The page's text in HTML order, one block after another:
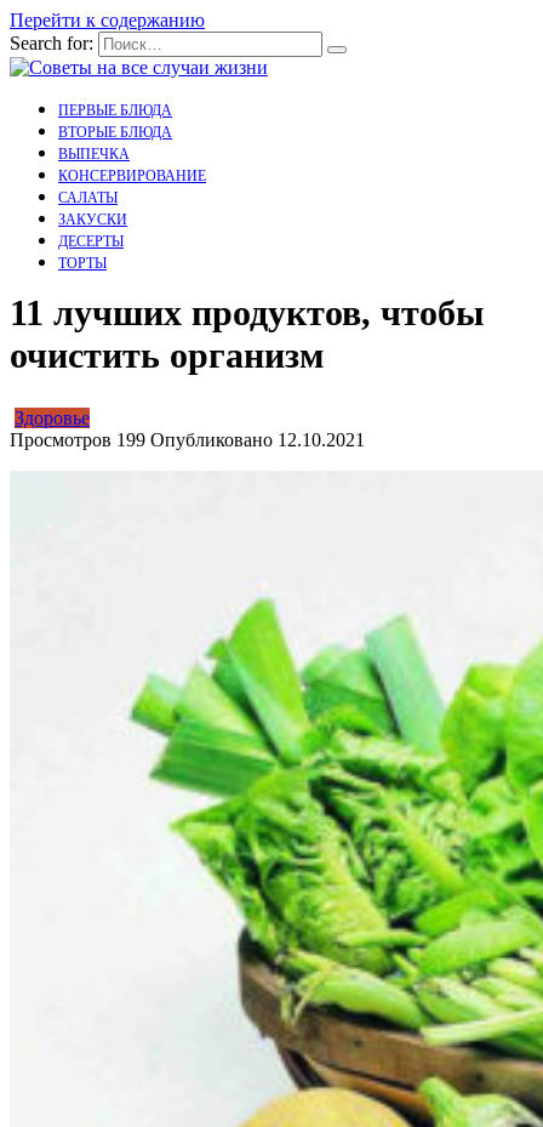
Перейти к содержанию
Search for:
ПЕРВЫЕ БЛЮДА
ВТОРЫЕ БЛЮДА
ВЫПЕЧКА
КОНСЕРВИРОВАНИЕ
САЛАТЫ
ЗАКУСКИ
ДЕСЕРТЫ
ТОРТЫ
11 лучших продуктов, чтобы
очистить организм
Здоровье
Просмотров 199 Опубликовано 12.10.2021